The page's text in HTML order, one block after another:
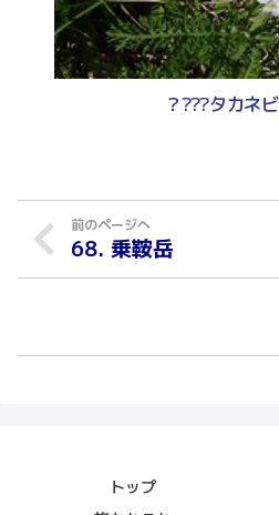
？???タカネ
68. 乗鞍岳
トップ